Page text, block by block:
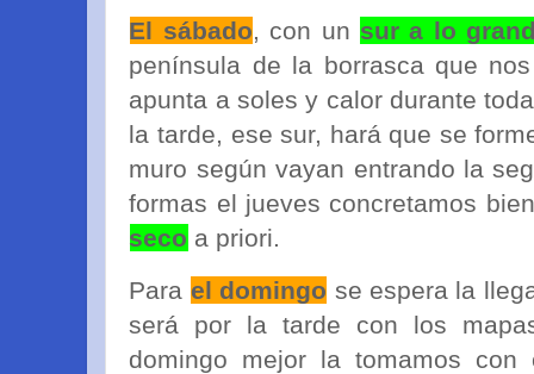
El sábado, con un sur a lo
península de la borrasca que
apunta a soles y calor durante
la tarde, ese sur, hará que se
muro según vayan entrando la
formas el jueves concretamos
seco a priori.
Para el domingo se espera la
será por la tarde con los
domingo mejor la tomamos